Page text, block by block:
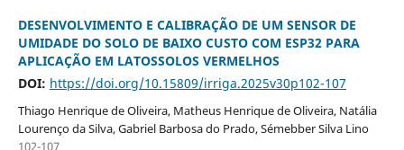
DESENVOLVIMENTO E CALIBRAÇÃO DE UM SENSOR DE
UMIDADE DO SOLO DE BAIXO CUSTO COM ESP32 PARA
APLICAÇÃO EM LATOSSOLOS VERMELHOS
DOI: https://doi.org/10.15809/irriga.2025v30p102-107
Thiago Henrique de Oliveira, Matheus Henrique de Oliveira, Natália
Lourenço da Silva, Gabriel Barbosa do Prado, Sémebber Silva Lino
102-107